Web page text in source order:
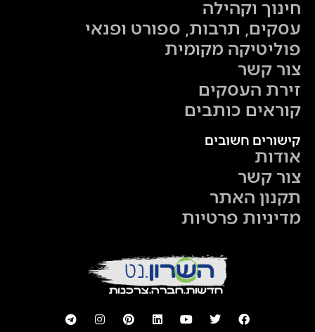
חינוך וקהילה
עסקים, תרבות, ספורט ופנאי
פוליטיקה מקומית
צור קשר
זירת העסקים
קוראים כותבים
קישורים חשובים
אודות
צור קשר
תקנון האתר
מדיניות פרטיות